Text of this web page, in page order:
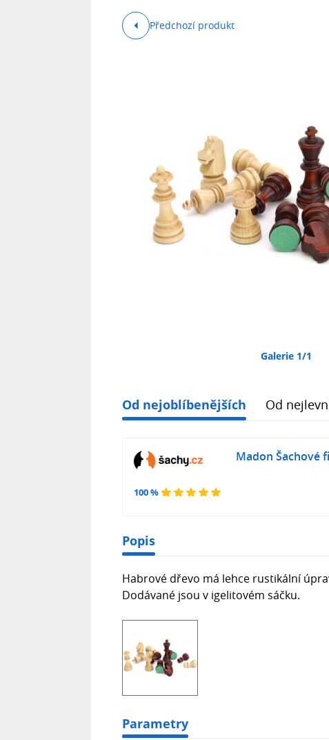
Předchozí produkt
Galerie 1/1
Od nejoblíbenějších Od
100 %
Madon Šachové
Popis
Habrové dřevo má lehce rustikální
Dodávané jsou v igelitovém sáčku.
Parametry